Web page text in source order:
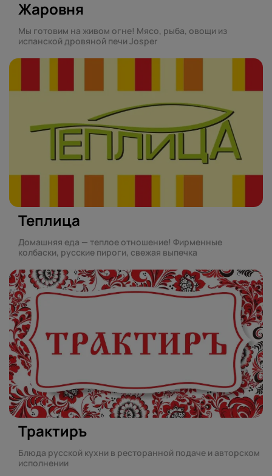
Жаровня
Мы готовим на живом огне! Мясо, рыба, овощи из
испанской дровяной печи Josper
Теплица
Домашняя еда — теплое отношение! Фирменные
колбаски, русские пироги, свежая выпечка
Трактиръ
Блюда русской кухни в ресторанной подаче и авторском
исполнении